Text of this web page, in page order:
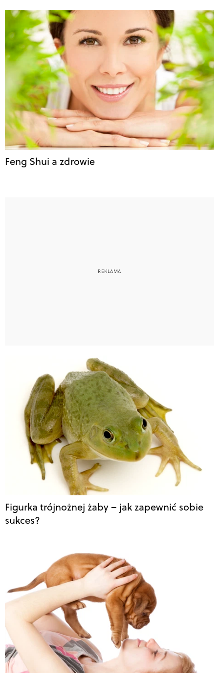
Feng Shui a zdrowie
Figurka trójnożnej żaby – jak zapewnić sobie
sukces?